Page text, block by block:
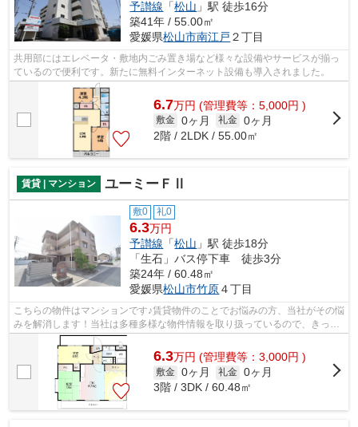
予讃線 「松山 」駅 徒歩16分
築41年 / 55.00㎡
愛媛県松山市南江戸 ２丁目
共用部にはエレベータ・敷地内ごみ置き場など様々な設備やサービスが揃っ
ているので便利です。新たに無料インターネット設備も導入されました。
6.7万円 (管理費等：5,000円 )
敷金 0ヶ月 礼金 0ヶ月
2階 / 2LDK / 55.00㎡
賃貸 | マンション ユーミーＦⅡ
敷0 礼0
6.3万円
予讃線 「松山 」駅 徒歩18分
「生石」バス停下車 徒歩3分
築24年 / 60.48㎡
愛媛県松山市竹原４丁目
こちらの物件はマンションです♪賃貸物件のことでお悩みの方、当社がその悩
みを解消します！当社は多種多様な物件情報を取り扱っているので、きっと
ご希望の物件が見つかるはずです♪
6.3万円 (管理費等：3,000円 )
敷金 0ヶ月 礼金 0ヶ月
3階 / 3DK / 60.48㎡